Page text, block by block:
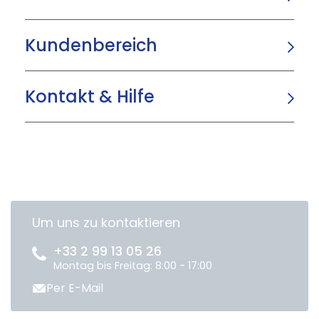
Kundenbereich
Kontakt & Hilfe
Um uns zu kontaktieren
+33 2 99 13 05 26
Montag bis Freitag: 8:00 - 17:00
Per E-Mail